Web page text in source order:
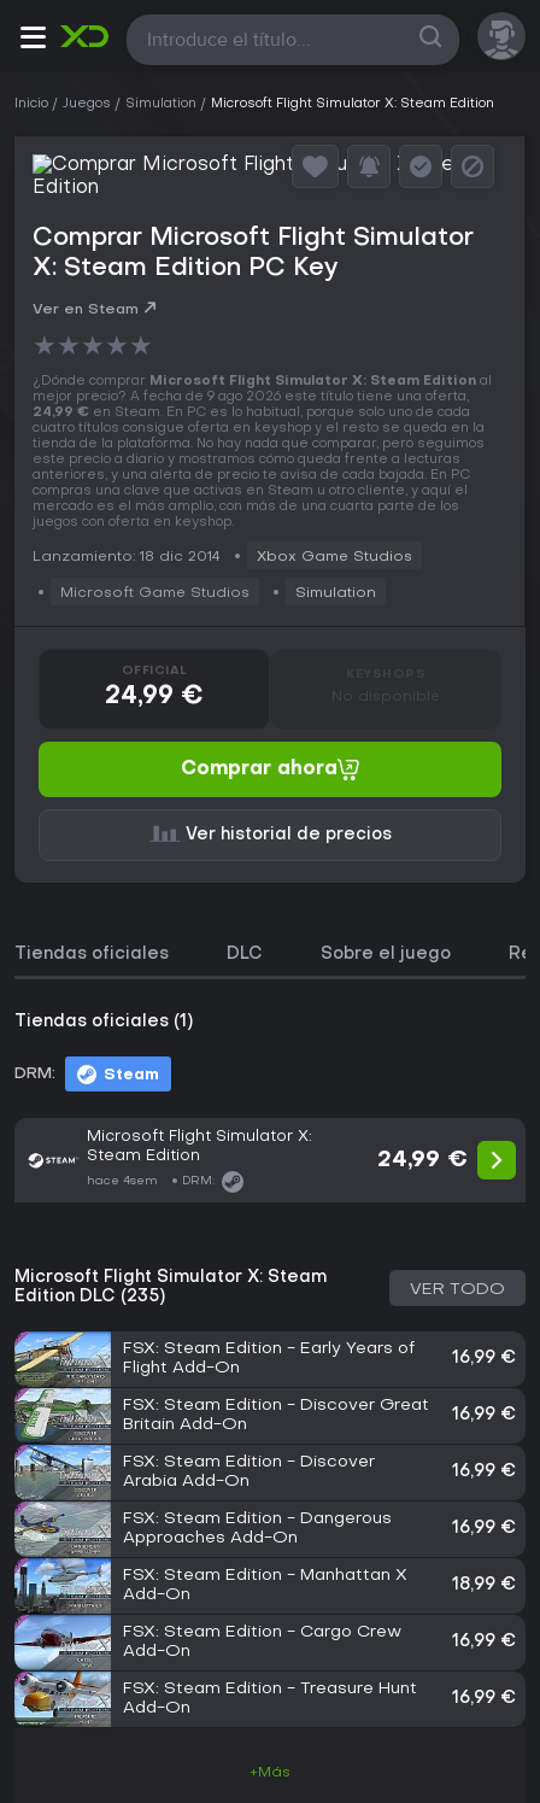
Todas
Inicio Juegos Simulation Microsoft Flight Simulator X: Steam Edition
Comprar Microsoft Flight Simulator
X: Steam Edition PC Key
Ver en Steam
★★★★★
¿Dónde comprar Microsoft Flight Simulator X: Steam Edition al
mejor precio? A fecha de 9 ago 2026 este título tiene una oferta,
24,99 € en Steam. En PC es lo habitual, porque solo uno de cada
cuatro títulos consigue oferta en keyshop y el resto se queda en la
tienda de la plataforma. No hay nada que comparar, pero seguimos
este precio a diario y mostramos cómo queda frente a lecturas
anteriores, y una alerta de precio te avisa de cada bajada. En PC
compras una clave que activas en Steam u otro cliente, y aquí el
mercado es el más amplio, con más de una cuarta parte de los
juegos con oferta en keyshop.
Lanzamiento: 18 dic 2014 Xbox Game Studios
Microsoft Game Studios Simulation
OFFICIAL
24,99 € No disponible
Comprar ahora
Ver historial de precios
Tiendas oficiales DLC Sobre el juego
Tiendas oficiales (1)
DRM: Steam
Microsoft Flight Simulator X:
Steam Edition
hace 4sem DRM:
24,99 €
Microsoft Flight Simulator X: Steam
Edition DLC (235)
VER TODO
FSX: Steam Edition - Early Years of
Flight Add-On
16,99 €
FSX: Steam Edition - Discover Great
Britain Add-On
16,99 €
FSX: Steam Edition - Discover
Arabia Add-On
16,99 €
FSX: Steam Edition - Dangerous
Approaches Add-On
16,99 €
FSX: Steam Edition - Manhattan X
Add-On
18,99 €
FSX: Steam Edition - Cargo Crew
Add-On
16,99 €
FSX: Steam Edition - Treasure Hunt
Add-On
16,99 €
+Más